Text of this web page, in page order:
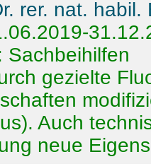
rer. nat.
Sachbeihilfen
gezielte
Auch
neue